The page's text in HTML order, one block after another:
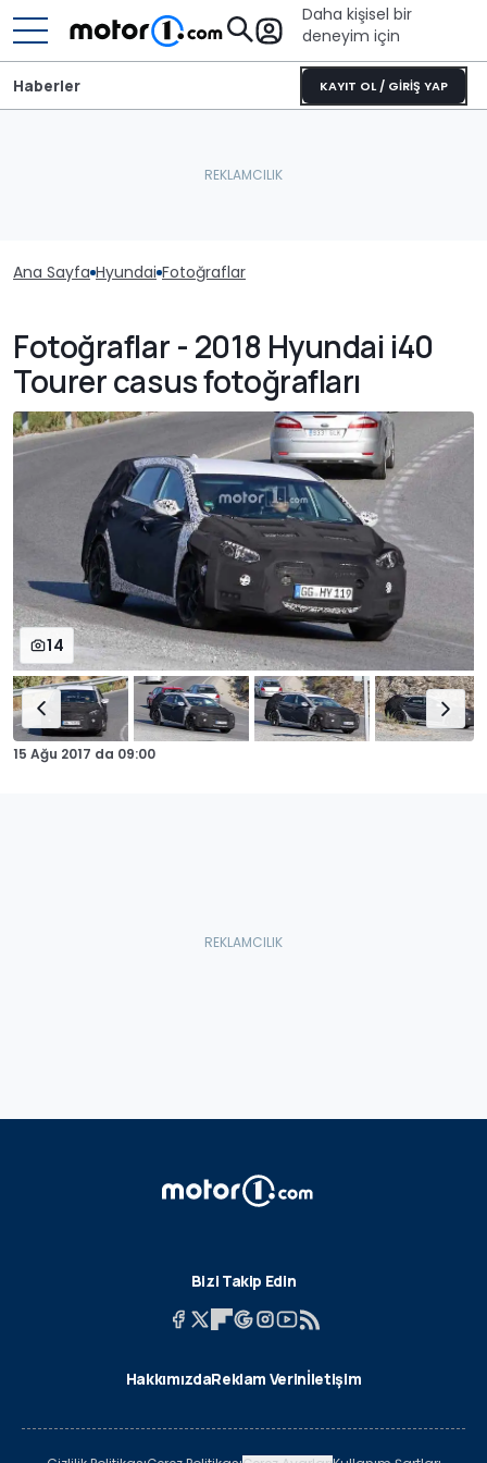
Daha kişisel bir
deneyim için
KAYIT OL / GİRİŞ YAP
Haberler
Ana Sayfa Hyundai Fotoğraflar
Fotoğraflar - 2018 Hyundai i40
Tourer casus fotoğrafları
14
15 Ağu 2017 da 09:00
Bizi Takip Edin
HakkımızdaReklam Verinİletişim